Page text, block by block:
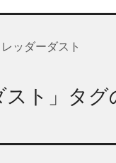
ッダーダスト
スト」タ